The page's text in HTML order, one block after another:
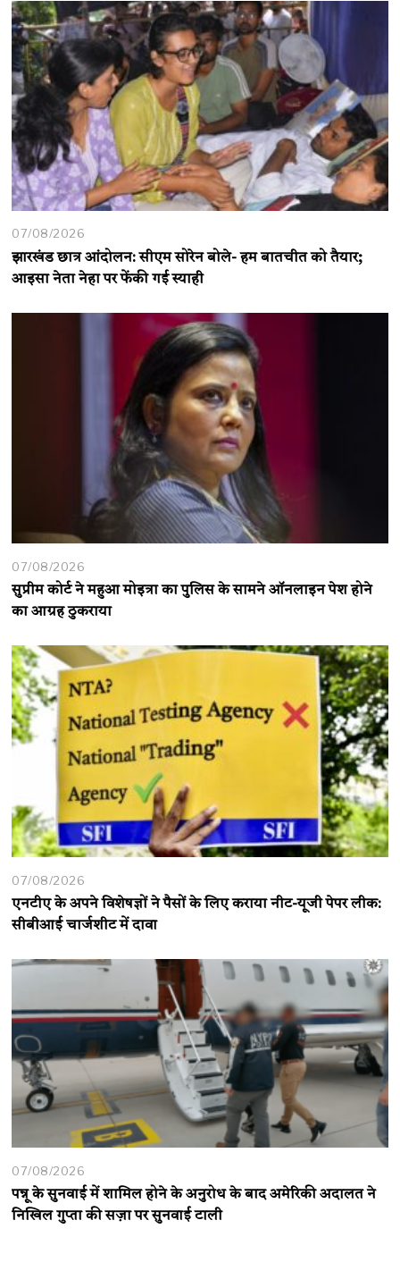
07/08/2026
झारखंड छात्र आंदोलन: सीएम सोरेन बोले- हम बातचीत को तैयार;
आइसा नेता नेहा पर फेंकी गई स्याही
07/08/2026
सुप्रीम कोर्ट ने महुआ मोइत्रा का पुलिस के सामने ऑनलाइन पेश होने
का आग्रह ठुकराया
07/08/2026
एनटीए के अपने विशेषज्ञों ने पैसों के लिए कराया नीट-यूजी पेपर लीक:
सीबीआई चार्जशीट में दावा
07/08/2026
पन्नू के सुनवाई में शामिल होने के अनुरोध के बाद अमेरिकी अदालत ने
निखिल गुप्ता की सज़ा पर सुनवाई टाली